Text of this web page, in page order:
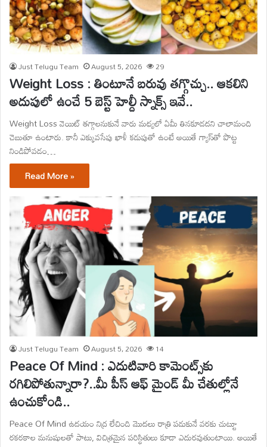
Just Telugu Team August 5, 2026 29
Weight Loss : తింటూనే బరువు తగ్గొచ్చు.. ఆకలిని
అదుపులో ఉంచే 5 బెస్ట్ హెల్దీ స్నాక్స్ ఇవే..
Weight Loss వెయిట్ తగ్గాలనుకునే వారు మధ్యలో ఏమీ తినకూడదని చాలామంది
చెబుతూ ఉంటారు. కానీ ఎక్కువసేపు ఖాళీ కడుపుతో ఉంటే అయితే గ్యాస్‌తో పొట్ట
నిండిపోవడం…
Read More »
Just Telugu Team August 5, 2026 14
Peace Of Mind : ఎదుటివారి కామెంట్స్‌కు
రగిలిపోతున్నారా?..మీ పీస్ ఆఫ్ మైండ్ మీ చేతుల్లోనే
ఉంచుకోండి..
Peace Of Mind ఉదయం నిద్ర లేచింది మొదలు రాత్రి పడుకునే వరకు చుట్టూ
రకరకాల మనుషులతో పాటు, విచిత్రమైన పరిస్థితులు కూడా ఎదురవుతుంటాయి. అయితే